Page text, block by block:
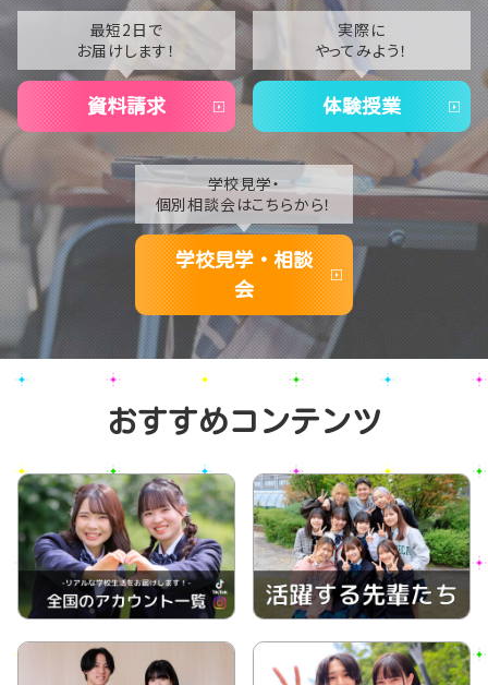
2021
2020
最短2日で
お届けします！
資料請求
実際に
やってみよう！
体験授業
学校見学・
個別相談会はこちらから！
学校見学・相談
会
おすすめコンテンツ